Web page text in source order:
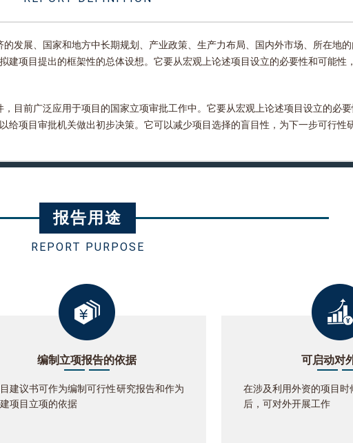
发展、国家和地方中长期规划、产业政策、生产力布局、国内外市场、所在地的
建项目提出的框架性的总体设想。它要从宏观上论述项目设立的必要性和可能性
目前广泛应用于项目的国家立项审批工作中。它要从宏观上论述项目设立的必要
项目审批机关做出初步决策。它可以减少项目选择的盲目性，为下一步可行性
报告用途
REPORT PURPOSE
编制立项报告的依据
建议书可作为编制可行性研究报告和作为
项目立项的依据
可启动对
在涉及利用外资的项目
后，可对外开展工作